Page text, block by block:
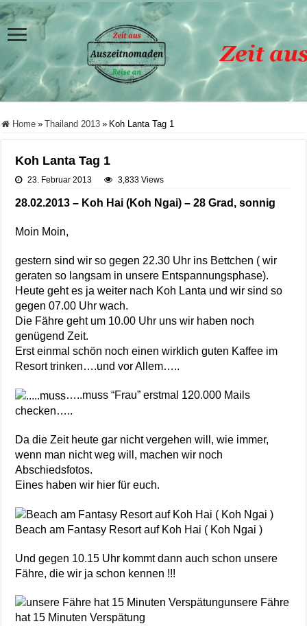
Home » Thailand 2013 » Koh Lanta Tag 1
Koh Lanta Tag 1
23. Februar 2013 3,833 Views
28.02.2013 – Koh Hai (Koh Ngai) – 28 Grad, sonnig
Moin Moin,
gestern sind wir so gegen 22.30 Uhr ins Bettchen ( wir
geraten so langsam in unsere Entspannungsphase).
Heute geht es ja weiter nach Koh Lanta und wir sind so
gegen 07.00 Uhr wach.
Die Fähre geht um 10.00 Uhr uns wir haben noch
genügend Zeit.
Erst einmal schön noch einen wirklich guten Kaffee im
Resort trinken….und vor Allem…..
…..muss “Frau” erstmal 120.000 Mails
checken…..
Da die Zeit heute gar nicht vergehen will, wie immer,
wenn man nicht weg will, machen wir noch
Abschiedsfotos.
Eines haben wir hier für euch.
Beach am Fantasy Resort auf Koh Hai ( Koh Ngai )
Und gegen 10.15 Uhr kommt dann auch schon unsere
Fähre, die wir ja schon kennen !!!
unsere Fähre
hat 15 Minuten Verspätung